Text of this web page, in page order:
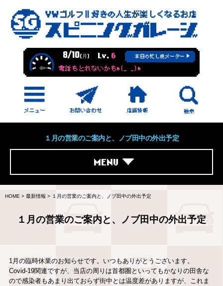
8/10(月) Lv. 6 本日の忙し度メーター
電話もとれないかもm(_ _)m
１月の営業のご案内と、ノブ田中の外出予定
MENU
HOME > 最新情報 > １月の営業のご案内と、ノブ田中の外出予定
１月の営業のご案内と、ノブ田中の外出予定
1月の臨時休業のお知らせです。いつもありがとうございます。
Covid-19関連ですが、当店の周りは首都圏といってもかなりの田舎な
ので感染者もあまり出ておらず街中とは温度差がありますが、これま